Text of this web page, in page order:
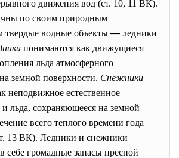
движения вод (ст. 10, 11 ВК).
по своим природным
твердые водные объекты — ледники
понимаются как движущиеся
льда атмосферного
земной поверхности. Снежники
неподвижное естественное
и льда, сохраняющееся на земной
всего теплого времени года
13 ВК). Ледники и снежники
себе громадные запасы пресной